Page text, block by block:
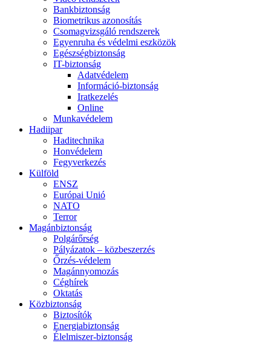
Bankbiztonság
Biometrikus azonosítás
Csomagvizsgáló rendszerek
Egyenruha és védelmi eszközök
Egészségbiztonság
IT-biztonság
Adatvédelem
Információ-biztonság
Iratkezelés
Online
Munkavédelem
Hadiipar
Haditechnika
Honvédelem
Fegyverkezés
Külföld
ENSZ
Európai Unió
NATO
Terror
Magánbiztonság
Polgárőrség
Pályázatok – közbeszerzés
Őrzés-védelem
Magánnyomozás
Céghírek
Oktatás
Közbiztonság
Biztosítók
Energiabiztonság
Élelmiszer-biztonság